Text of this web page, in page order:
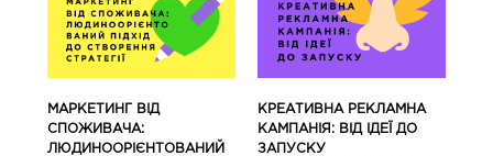
МАРКЕТИНГ ВІД
СПОЖИВАЧА:
ЛЮДИНООРІЄНТОВАНИЙ
КРЕАТИВНА РЕКЛАМНА
КАМПАНІЯ: ВІД ІДЕЇ ДО
ЗАПУСКУ